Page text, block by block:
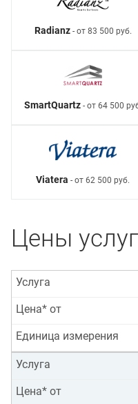
Radianz- от 83 500 руб.
SmartQuartz- от 64 500
Viatera - от 62 500 руб.
Цены услуг
Услуга
Цена* от
Единица измерения
Услуга
Цена* от